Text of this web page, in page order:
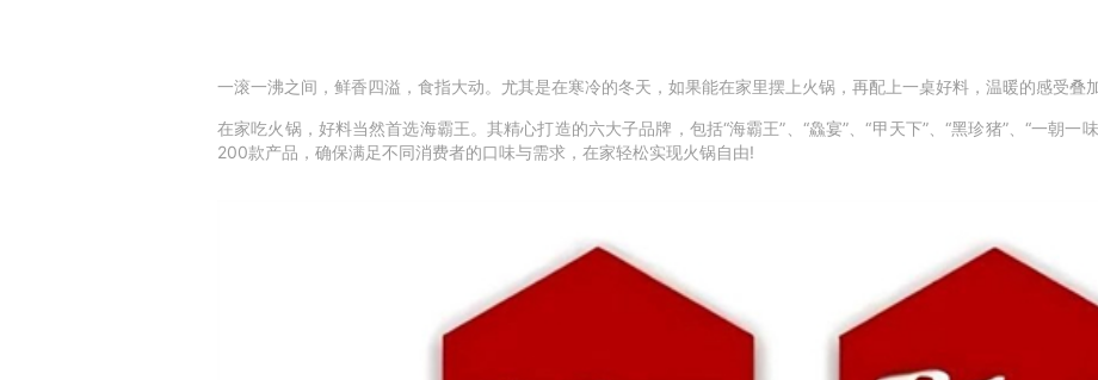
一滚一沸之间，鲜香四溢，食指大动。尤其是在寒冷的冬天，如果能在家里摆上火锅，再配上一桌好料，温暖的感受叠
在家吃火锅，好料当然首选海霸王。其精心打造的六大子品牌，包括“海霸王” “鱻宴” 、“甲天下”、“黑珍猪”、“一朝一味
200款产品，确保满足不同消费者的口味与需求，在家轻松实现火锅自由!